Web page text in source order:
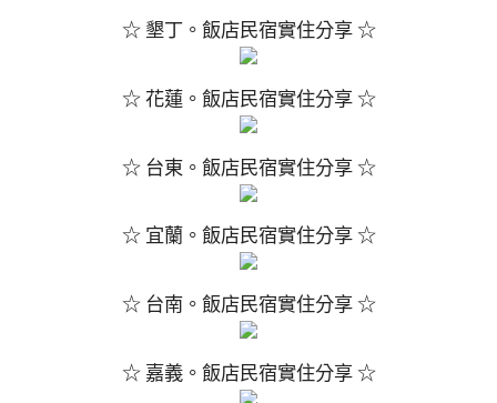
☆ 墾丁。飯店民宿實住分享 ☆
☆ 花蓮。飯店民宿實住分享 ☆
☆ 台東。飯店民宿實住分享 ☆
☆ 宜蘭。飯店民宿實住分享 ☆
☆ 台南。飯店民宿實住分享 ☆
☆ 嘉義。飯店民宿實住分享 ☆